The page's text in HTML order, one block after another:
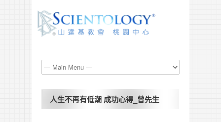
人生不再有低潮 成功心得_曾先生